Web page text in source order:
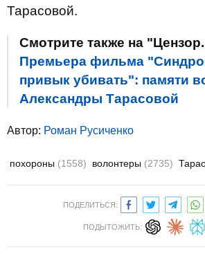
Тарасовой.
Смотрите также на
Премьера фильма
привык убивать": памяти
Александры Тарасовой
Автор: Роман Русиченко
похороны (1558) волонтеры (2735)
ПОДЕЛИТЬСЯ:
ПОДЫТОЖИТЬ: